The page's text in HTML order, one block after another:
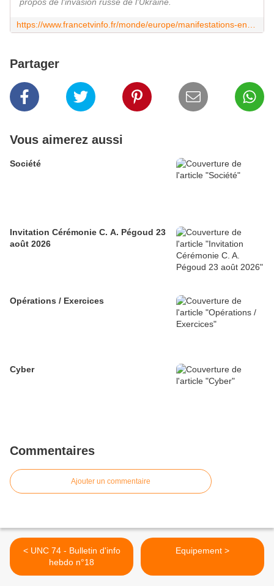
Partager
Vous aimerez aussi
Société
Invitation Cérémonie C. A. Pégoud 23
août 2026
Opérations / Exercices
Cyber
Commentaires
Ajouter un commentaire
< UNC 74 - Bulletin d'info
hebdo n°18
Equipement >